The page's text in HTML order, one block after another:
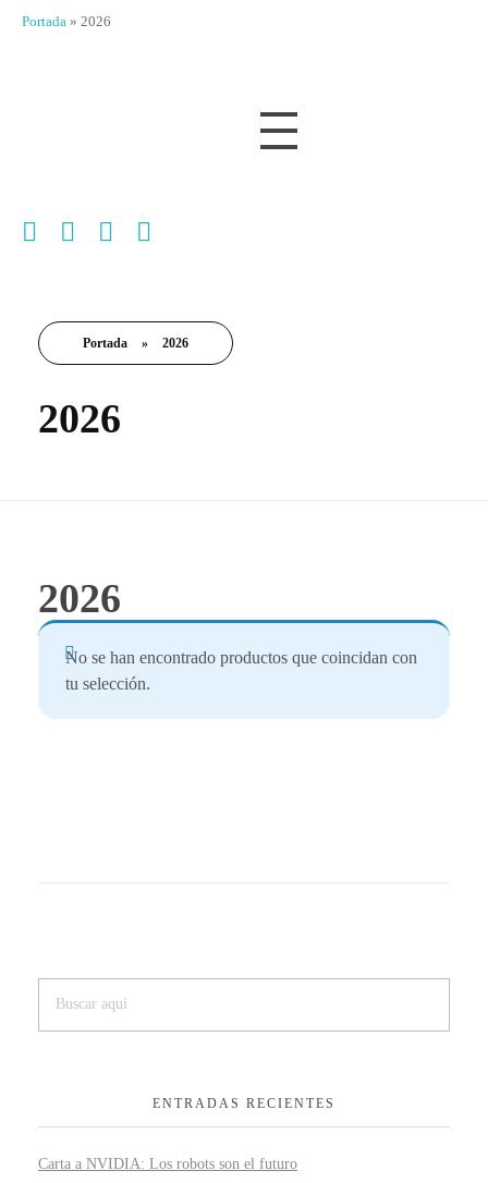
Portada » 2026
Portada » 2026
2026
2026
No se han encontrado productos que coincidan con
tu selección.
ENTRADAS RECIENTES
Carta a NVIDIA: Los robots son el futuro